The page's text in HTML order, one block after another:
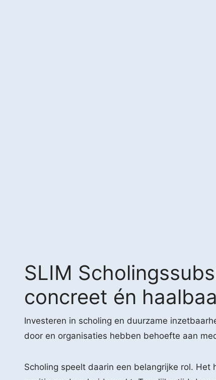
SLIM
concreet én
Investeren in scholing en duurzame
door en organisaties hebben behoefte aan
Scholing speelt daarin een belangrijke rol.